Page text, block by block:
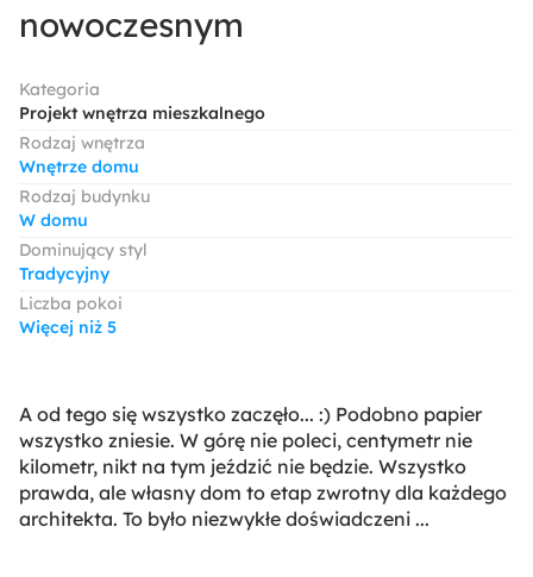
nowoczesnym
Kategoria
Projekt wnętrza mieszkalnego
Rodzaj wnętrza
Wnętrze domu
Rodzaj budynku
W domu
Dominujący styl
Tradycyjny
Liczba pokoi
Więcej niż 5
A od tego się wszystko zaczęło... :) Podobno papier
wszystko zniesie. W górę nie poleci, centymetr nie
kilometr, nikt na tym jeździć nie będzie. Wszystko
prawda, ale własny dom to etap zwrotny dla każdego
architekta. To było niezwykłe doświadczeni ...